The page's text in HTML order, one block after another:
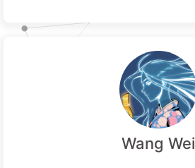
Wang Wei